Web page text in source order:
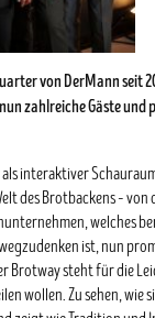
von DerMann seit
zahlreiche Gäste
interaktiver
des Brotbackens – von
welches
ist, nun
Brotway steht für die
wollen. Zu sehen, wie